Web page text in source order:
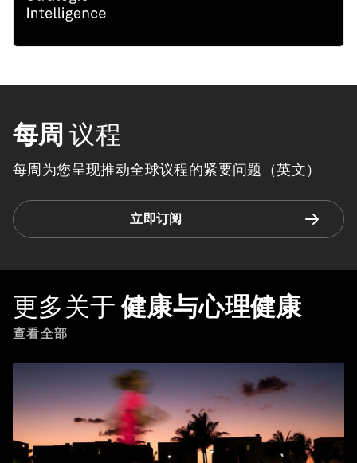
每周 议程
每周为您呈现推动全球议程的紧要问题（英文）
立即订阅
更多关于 健康与心理健康
查看全部